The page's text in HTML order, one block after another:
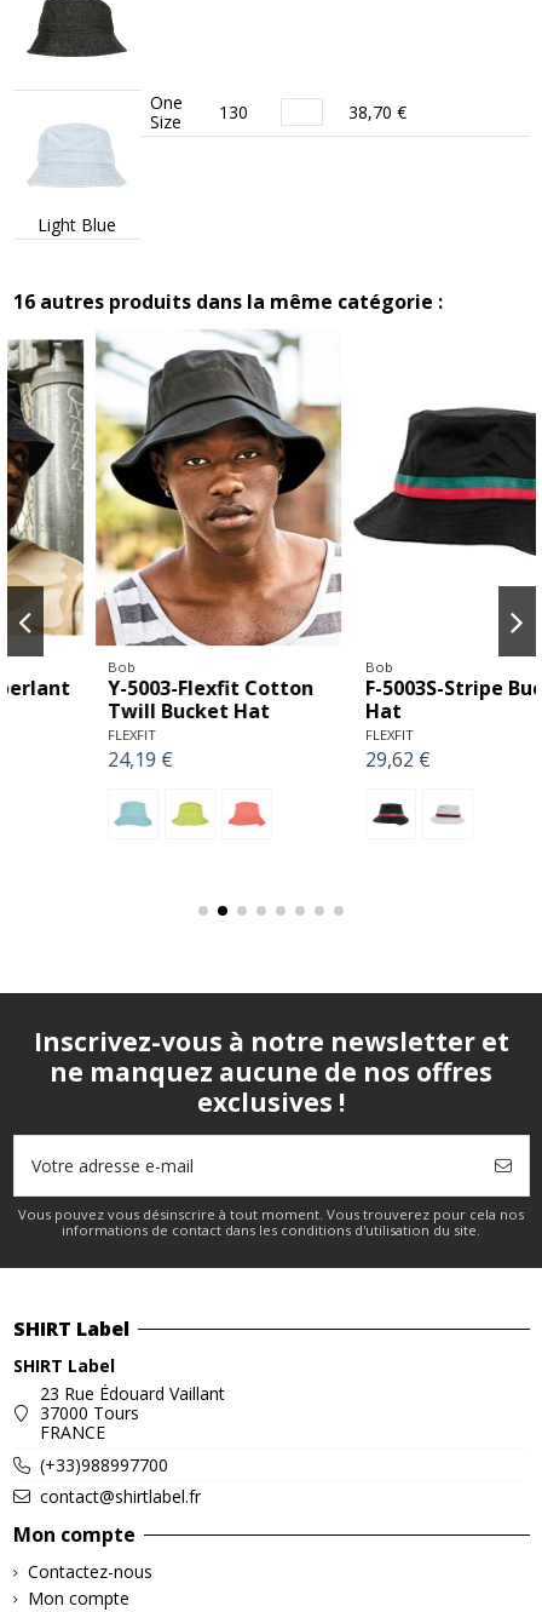
Light Blue
One
Size
130 38,70 €
16 autres produits dans la même catégorie :
Y-5003-Flexfit Cotton
Twill Bucket Hat
F-5003S-Stripe Bucket
Inscrivez-vous à notre newsletter et
ne manquez aucune de nos offres
exclusives !
Vous pouvez vous désinscrire à tout moment. Vous trouverez pour cela nos
informations de contact dans les conditions d'utilisation du site.
SHIRT Label
SHIRT Label
23 Rue Édouard Vaillant
37000 Tours
FRANCE
(+33)988997700
contact@shirtlabel.fr
Mon compte
Contactez-nous
Mon compte